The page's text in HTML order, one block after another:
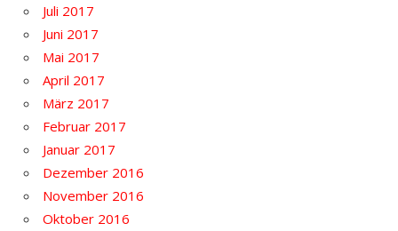
Juli 2017
Juni 2017
Mai 2017
April 2017
März 2017
Februar 2017
Januar 2017
Dezember 2016
November 2016
Oktober 2016